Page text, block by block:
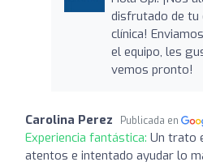
disfrutado de tu
clínica!
el equipo, les
vemos pronto!
Carolina Perez Publicada en
Experiencia fantástica: Un trato
atentos e intentado ayudar lo